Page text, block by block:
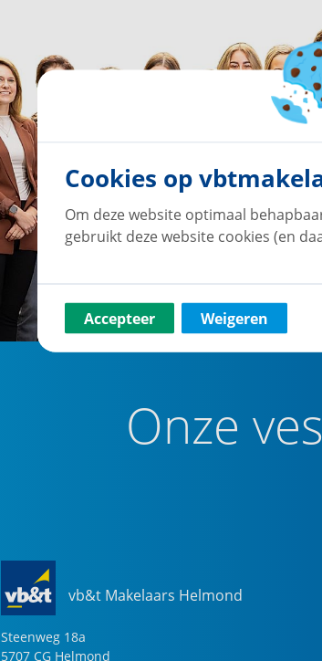
Onze
vb&t Makelaars Helmond
Steenweg 18a
5707 CG Helmond
Cookies op
Om deze website optimaal
gebruikt deze website cookies (en
Accepteer Weigeren